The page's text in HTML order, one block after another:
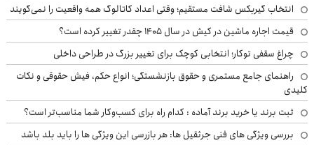
انتخاب گیربکس شافت مستقیم؛ وقتی اعداد کاتالوگ همه واقعیت را نمی‌گویند
قیمت اجاره ماشین در کیش در سال ۱۴۰۵ چقدر تغییر کرده است؟
چراغ سقفی توکار؛ انتخابی کوچک برای تغییر بزرگ در طراحی داخلی
راهنمای جامع مستمری و حقوق بازنشستگی؛ انواع حکم، فیش حقوقی و نکات
کلیدی
ثبت برند یا خرید برند آماده : کدام راه برای کسب‌وکار شما مناسب‌تر است؟
بررسی ویژگی های فنی جرثقیل ها: هر بازرسی این ویژگی ها را باید بلد باشد